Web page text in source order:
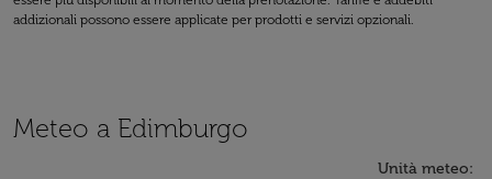
addizionali possono essere applicate per prodotti e servizi opzionali.
Meteo a Edimburgo
Unità meteo: